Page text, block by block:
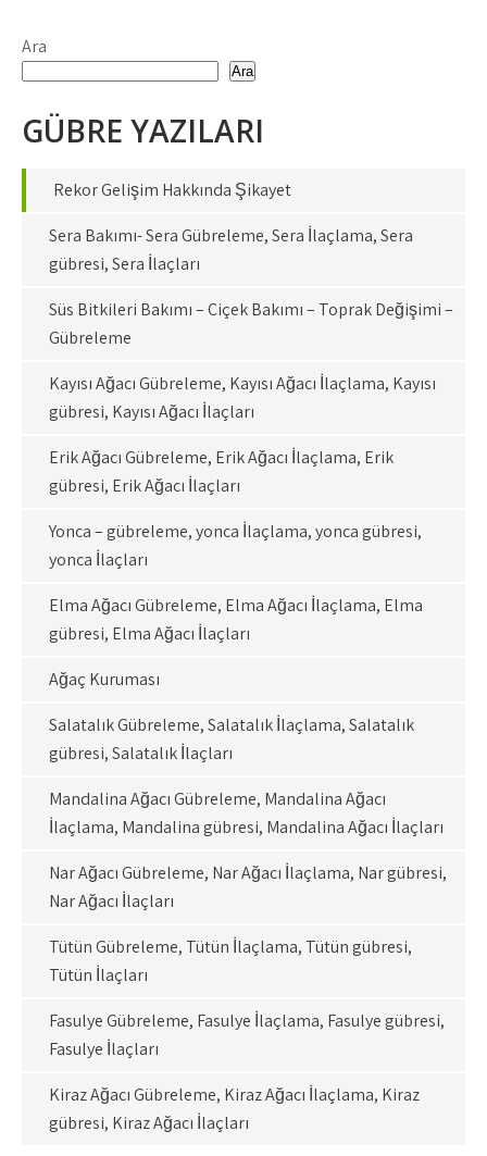
Ara
Ara
GÜBRE YAZILARI
Rekor Gelişim Hakkında Şikayet
Sera Bakımı- Sera Gübreleme, Sera İlaçlama, Sera
gübresi, Sera İlaçları
Süs Bitkileri Bakımı – Çiçek Bakımı – Toprak Değişimi –
Gübreleme
Kayısı Ağacı Gübreleme, Kayısı Ağacı İlaçlama, Kayısı
gübresi, Kayısı Ağacı İlaçları
Erik Ağacı Gübreleme, Erik Ağacı İlaçlama, Erik
gübresi, Erik Ağacı İlaçları
Yonca – gübreleme, yonca İlaçlama, yonca gübresi,
yonca İlaçları
Elma Ağacı Gübreleme, Elma Ağacı İlaçlama, Elma
gübresi, Elma Ağacı İlaçları
Ağaç Kuruması
Salatalık Gübreleme, Salatalık İlaçlama, Salatalık
gübresi, Salatalık İlaçları
Mandalina Ağacı Gübreleme, Mandalina Ağacı
İlaçlama, Mandalina gübresi, Mandalina Ağacı İlaçları
Nar Ağacı Gübreleme, Nar Ağacı İlaçlama, Nar gübresi,
Nar Ağacı İlaçları
Tütün Gübreleme, Tütün İlaçlama, Tütün gübresi,
Tütün İlaçları
Fasulye Gübreleme, Fasulye İlaçlama, Fasulye gübresi,
Fasulye İlaçları
Kiraz Ağacı Gübreleme, Kiraz Ağacı İlaçlama, Kiraz
gübresi, Kiraz Ağacı İlaçları